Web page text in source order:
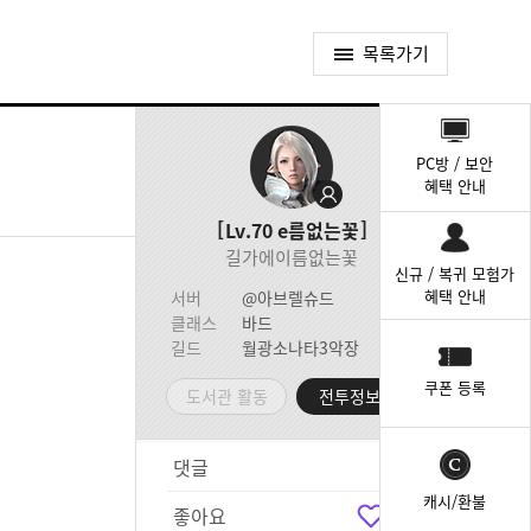
목록가기
Lv.70e름없는꽃
길가에이름없는꽃
서버
@아브렐슈드
클래스
바드
길드
월광소나타3악장
도서관 활동 전투정보실
댓글
좋아요
PC방 / 보안
혜택 안내
신규 / 복귀 모험가
혜택 안내
쿠폰 등록
캐시/환불